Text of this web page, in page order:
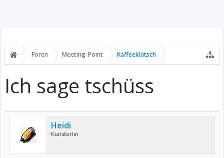
Foren Meeting-Point Kaffeeklatsch
Ich sage tschüss
Heidi
Künsterlin